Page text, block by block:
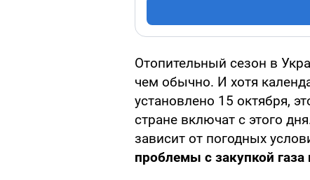
Отопительный сезон в
чем обычно. И хотя
установлено 15 октября,
стране включат с этого
зависит от погодных
проблемы с закупкой